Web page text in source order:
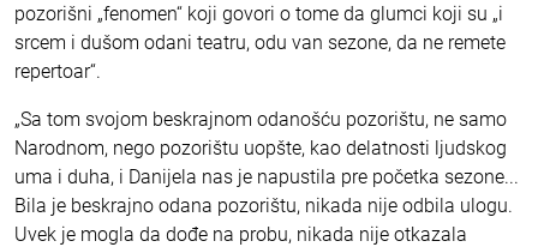
pozorišni „fenomen“ koji govori o tome da glumci koji su „i
srcem i dušom odani teatru, odu van sezone, da ne remete
repertoar“.
„Sa tom svojom beskrajnom odanošću pozorištu, ne samo
Narodnom, nego pozorištu uopšte, kao delatnosti ljudskog
uma i duha, i Danijela nas je napustila pre početka sezone...
Bila je beskrajno odana pozorištu, nikada nije odbila ulogu.
Uvek je mogla da dođe na probu, nikada nije otkazala